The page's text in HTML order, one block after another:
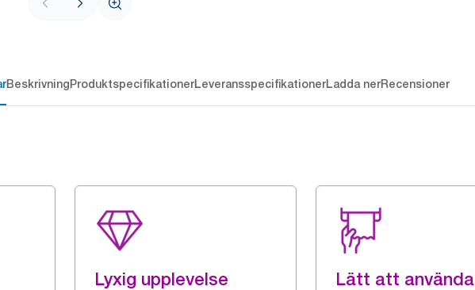
BeskrivningProduktspecifikationerLeveransspecifikationerLadda nerRecensioner
Lyxig upplevelse Lätt att använda